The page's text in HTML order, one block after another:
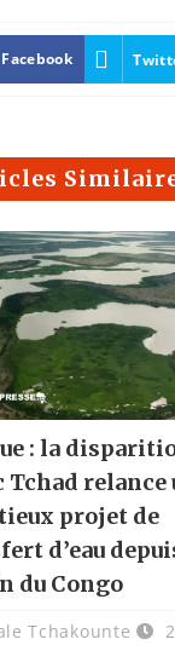
Facebook
: la
Tchad relance
projet de
d’eau
du Congo
Tchakounte